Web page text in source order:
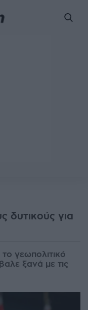
δυτικούς για
γεωπολιτικό
ξανά με τις